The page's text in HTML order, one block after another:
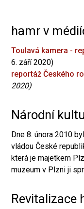
hamr v
Toulavá kamera -
6. září 2020)
reportáž Českého
2020)
Národní
Dne 8. února 2010
vládou České
která je majetkem
muzeum v Plzni ji
Revitalizace